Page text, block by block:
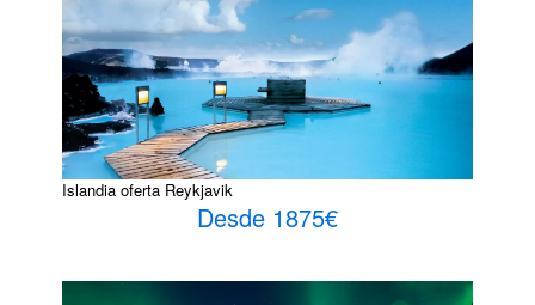
Islandia oferta Reykjavik
Desde 1875€